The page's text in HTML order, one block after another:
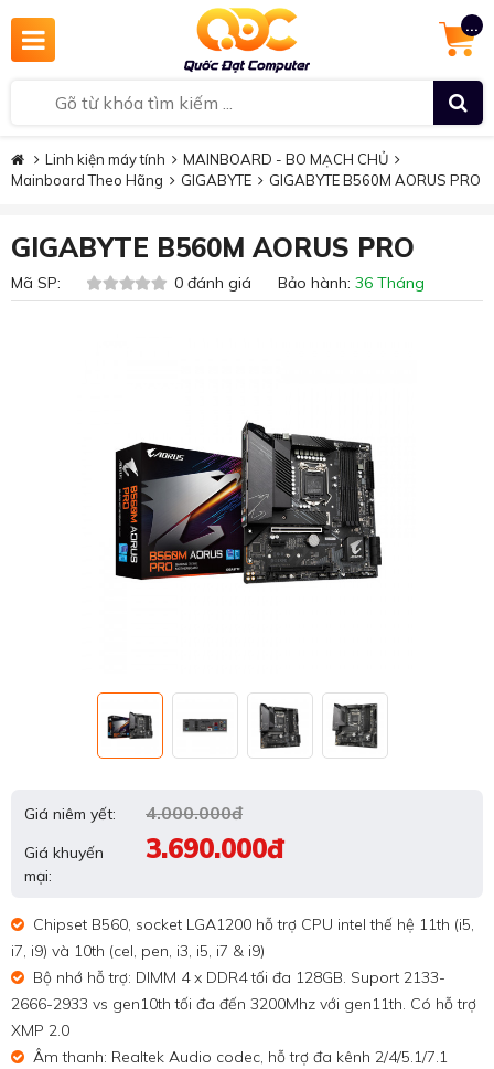
...
Linh kiện máy tính
MAINBOARD - BO MẠCH CHỦ
Mainboard Theo Hãng
GIGABYTE GIGABYTE B560M AORUS PRO
GIGABYTE B560M AORUS PRO
Mã SP: 0 đánh giá Bảo hành: 36 Tháng
Giá niêm yết: 4.000.000đ
Giá khuyến
mại:
3.690.000đ
Chipset B560, socket LGA1200 hỗ trợ CPU intel thế hệ 11th (i5,
i7, i9) và 10th (cel, pen, i3, i5, i7 & i9)
Bộ nhớ hỗ trợ: DIMM 4 x DDR4 tối đa 128GB. Suport 2133-
2666-2933 vs gen10th tối đa đến 3200Mhz với gen11th. Có hỗ trợ
XMP 2.0
Âm thanh: Realtek Audio codec, hỗ trợ đa kênh 2/4/5.1/7.1